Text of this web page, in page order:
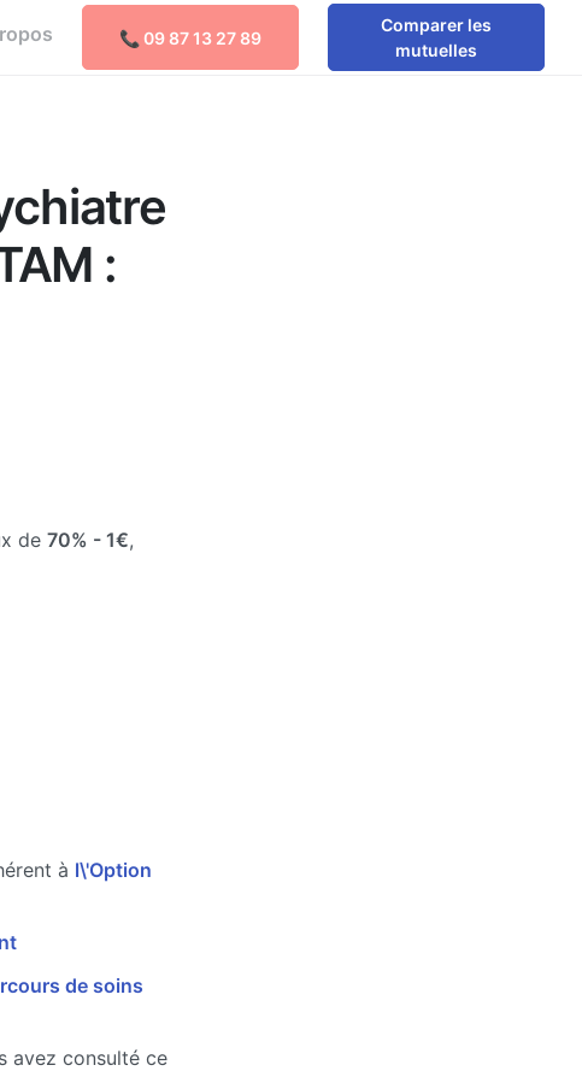
📞 09 87 13 27 89
Comparer les
mutuelles
:
de 70% - 1€,
à l\'Option
de soins
avez consulté ce